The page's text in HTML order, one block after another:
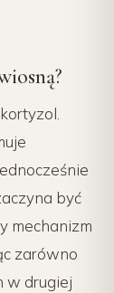
być
mechanizm
zarówno
w drugiej